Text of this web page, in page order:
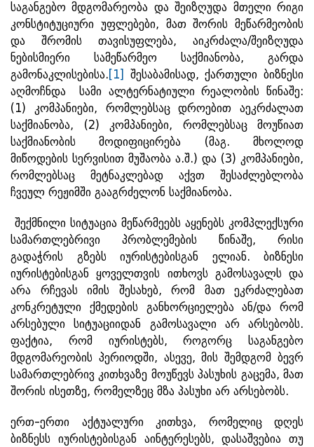
საგანგებო მდგომარეობა და შეიზღუდა მთელი რიგი
კონსტიტუციური უფლებები, მათ შორის მეწარმეობის
და შრომის თავისუფლება, აიკრძალა/შეიზღუდა
ნებისმიერი სამეწარმეო საქმიანობა, გარდა
გამონაკლისებისა. [1]
შესაბამისად, ქართული ბიზნესი
აღმოჩნდა სამი ალტერნატიული რეალობის წინაშე:
(1) კომპანიები, რომლებსაც დროებით აეკრძალათ
საქმიანობა, (2) კომპანიები, რომლებსაც მოუწიათ
საქმიანობის მოდიფიცირება (მაგ. მხოლოდ
მიწოდების სერვისით მუშაობა ა.შ.) და (3) კომპანიები,
რომლებსაც მეტნაკლებად აქვთ შესაძლებლობა
ჩვეულ რეჟიმში გააგრძელონ საქმიანობა.
შექმნილი სიტუაცია მეწარმეებს აყენებს კომპლექსური
სამართლებრივი პრობლემების წინაშე, რისი
გადაჭრის გზებს იურისტებისგან ელიან. ბიზნესი
იურისტებისგან ყოველთვის ითხოვს გამოსავალს და
არა რჩევას იმის შესახებ, რომ მათ ეკრძალებათ
კონკრეტული ქმედების განხორციელება ან/და რომ
არსებული სიტუაციიდან გამოსავალი არ არსებობს.
ფაქტია, რომ იურისტებს, როგორც საგანგებო
მდგომარეობის პერიოდში, ასევე, მის შემდგომ ბევრ
სამართლებრივ კითხვაზე მოუწევს პასუხის გაცემა, მათ
შორის ისეთზე, რომელზეც მზა პასუხი არ არსებობს.
ერთ-ერთი აქტუალური კითხვა, რომელიც დღეს
ბიზნესს იურისტებისგან აინტერესებს, დასაშვებია თუ